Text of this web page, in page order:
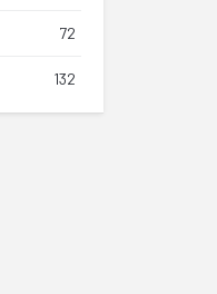
72
132